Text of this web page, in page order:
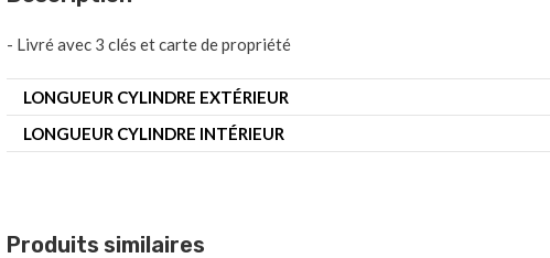
- Livré avec 3 clés et carte de propriété
LONGUEUR CYLINDRE EXTÉRIEUR
LONGUEUR CYLINDRE INTÉRIEUR
Produits similaires